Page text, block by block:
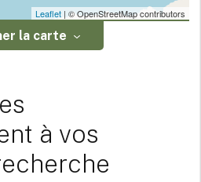
Leaflet | © OpenStreetMap contributors
la carte
à vos